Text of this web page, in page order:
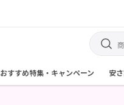
おすすめ特集・キャンペーン 安